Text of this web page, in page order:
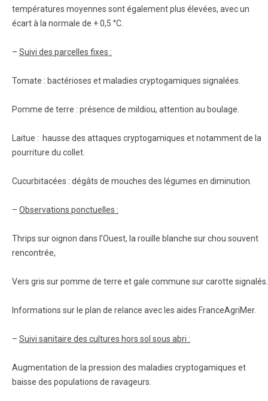
températures moyennes sont également plus élevées, avec un
écart à la normale de + 0,5 °C.
– Suivi des parcelles fixes :
Tomate : bactérioses et maladies cryptogamiques signalées.
Pomme de terre : présence de mildiou, attention au boulage.
Laitue : hausse des attaques cryptogamiques et notamment de la
pourriture du collet.
Cucurbitacées : dégâts de mouches des légumes en diminution.
– Observations ponctuelles :
Thrips sur oignon dans l’Ouest, la rouille blanche sur chou souvent
rencontrée,
Vers gris sur pomme de terre et gale commune sur carotte signalés.
Informations sur le plan de relance avec les aides FranceAgriMer.
– Suivi sanitaire des cultures hors sol sous abri :
Augmentation de la pression des maladies cryptogamiques et
baisse des populations de ravageurs.